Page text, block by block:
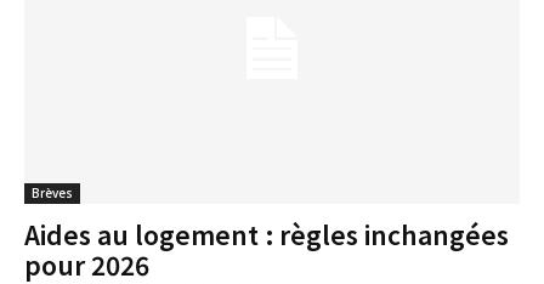
Brèves
Aides au logement : règles inchangées
pour 2026